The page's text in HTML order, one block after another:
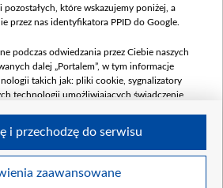
pozostałych, które wskazujemy poniżej, a
przez nas identyfikatora PPID do Google.
podczas odwiedzania przez Ciebie naszych
dalej „Portalem”, w tym informacje
takich jak: pliki cookie, sygnalizatory
technologii umożliwiających świadczenie
podczas odwiedzania przez Ciebie
zaawansowane
i przechodzę do serwisu